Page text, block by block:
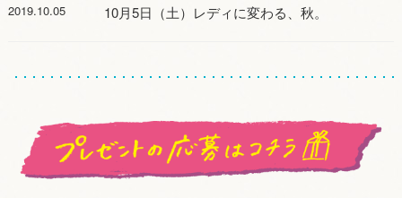
2019.10.05 10月5日（土）レディに変わる、秋。